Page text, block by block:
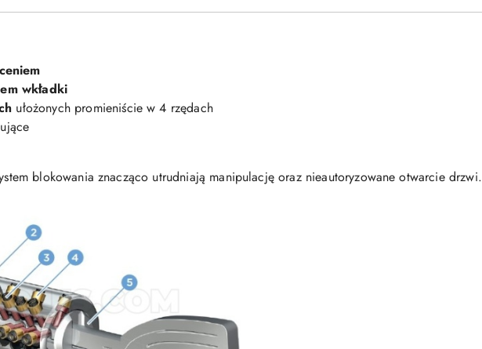
wkładki
ułożonych promieniście w 4 rzędach
blokowania znacząco utrudniają manipulację oraz nieautoryzowane otwarcie drzwi.